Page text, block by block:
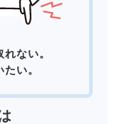
ない。
い。